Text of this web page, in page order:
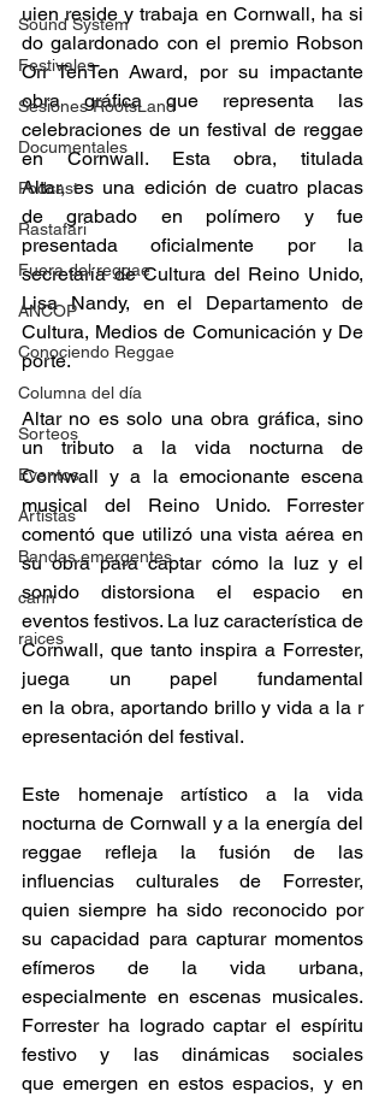
Sound System
Festivales
Sesiones RootsLand
Documentales
Podcast
Rastafari
Fuera del reggae
ANCOP
Conociendo Reggae
Columna del día
Sorteos
Eventos
Artistas
Bandas emergentes
cann
raices
uien reside y trabaja en Cornwall, ha si
do galardonado con el premio Robson
Orr TenTen Award, por su impactante
obra gráfica que representa las
celebraciones de un festival de reggae
en Cornwall. Esta obra, titulada
Altar, es una edición de cuatro placas
de grabado en polímero y fue
presentada oficialmente por la
secretaría de Cultura del Reino Unido,
Lisa Nandy, en el Departamento de
Cultura, Medios de Comunicación y De
porte.
Altar no es solo una obra gráfica, sino
un tributo a la vida nocturna de
Cornwall y a la emocionante escena
musical del Reino Unido. Forrester
comentó que utilizó una vista aérea en
su obra para captar cómo la luz y el
sonido distorsiona el espacio en
eventos festivos. La luz característica de
Cornwall, que tanto inspira a Forrester,
juega un papel fundamental
en la obra, aportando brillo y vida a la r
epresentación del festival.
Este homenaje artístico a la vida
nocturna de Cornwall y a la energía del
reggae refleja la fusión de las
influencias culturales de Forrester,
quien siempre ha sido reconocido por
su capacidad para capturar momentos
efímeros de la vida urbana,
especialmente en escenas musicales.
Forrester ha logrado captar el espíritu
festivo y las dinámicas sociales
que emergen en estos espacios, y en